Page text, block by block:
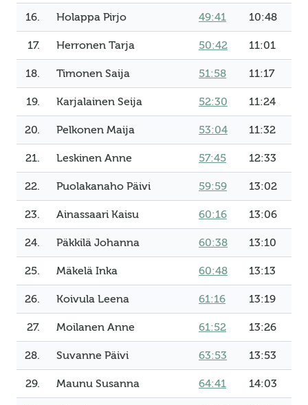
16. Holappa Pirjo 49:41 10:48
17. Herronen Tarja 50:42 11:01
18. Timonen Saija 51:58 11:17
19. Karjalainen Seija 52:30 11:24
20. Pelkonen Maija 53:04 11:32
21. Leskinen Anne 57:45 12:33
22. Puolakanaho Päivi 59:59 13:02
23. Ainassaari Kaisu 60:16 13:06
24. Päkkilä Johanna 60:38 13:10
25. Mäkelä Inka 60:48 13:13
26. Koivula Leena 61:16 13:19
27. Moilanen Anne 61:52 13:26
28. Suvanne Päivi 63:53 13:53
29. Maunu Susanna 64:41 14:03